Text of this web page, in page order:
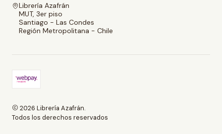
Librería Azafrán
MUT, 3er piso
Santiago - Las Condes
Región Metropolitana - Chile
2026 Librería Azafrán.
Todos los derechos reservados